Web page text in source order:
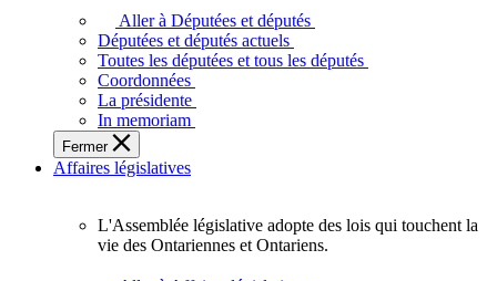
députés
vous
représentent
sein
de
l'Assemblée
législative
l'Ontario.
Aller à Députées et députés
Députées et députés actuels
Toutes les députées et tous les députés
Coordonnées
La présidente
In memoriam
Fermer
Affaires législatives
L'Assemblée
L'Assemblée législative adopte des lois qui touchent la
vie des Ontariennes et Ontariens.